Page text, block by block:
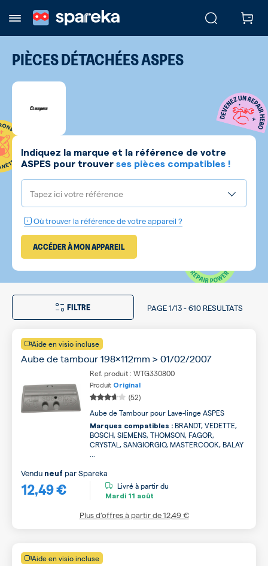
PIÈCES DÉTACHÉESASPES
Indiquez la marque et la référence de votre
ASPES pour trouver ses pièces compatibles !
Tapez ici votre référence
Où trouver la référence de votre appareil ?
ACCÉDER À MON APPAREIL
FILTRE PAGE1/13-610 RESULTATS
Aide en visio incluse
Aube de tambour 198x112mm > 01/02/2007
Ref. produit : WTG330800
Produit Original
(52)
Aube de Tambour pour Lave-linge ASPES
Marques compatibles : BRANDT, VEDETTE,
BOSCH, SIEMENS, THOMSON, FAGOR,
CRYSTAL, SANGIORGIO, MASTERCOOK, BALAY
12,49 €
Vendu neuf parSpareka
Livré à partir du
Mardi 11 août
Plus d’offres à partir de12,49 €
Aide en visio incluse